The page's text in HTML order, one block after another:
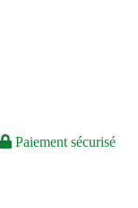
Paiement sécurisé